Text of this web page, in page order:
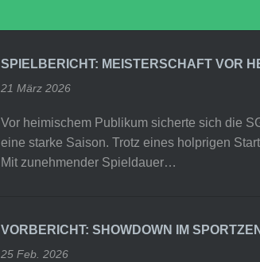
SPIELBERICHT: MEISTERSCHAFT VOR
21 März 2026
Vor heimischem Publikum sicherte sich die
eine starke Saison. Trotz eines holprigen
Mit zunehmender Spieldauer…
VORBERICHT: SHOWDOWN IM
25 Feb. 2026